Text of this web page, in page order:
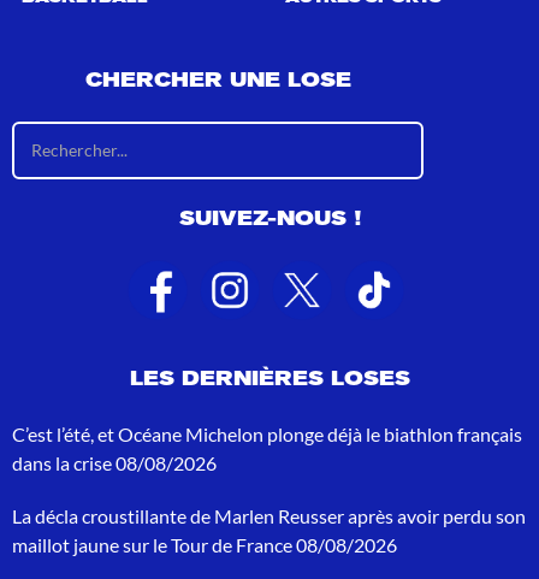
CHERCHER UNE LOSE
s
l
a
t
s
r
c
c
h
SUIVEZ-NOUS !
LES DERNIÈRES LOSES
C’est l’été, et Océane Michelon plonge déjà le biathlon français
dans la crise08/08/2026
La décla croustillante de Marlen Reusser après avoir perdu son
maillot jaune sur le Tour de France08/08/2026